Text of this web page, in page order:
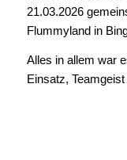
21.03.2026
Flummyland in
Alles in allem war
Einsatz,